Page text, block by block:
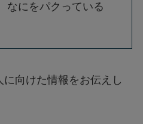
なにをパクっている
に向けた情報をお伝えし